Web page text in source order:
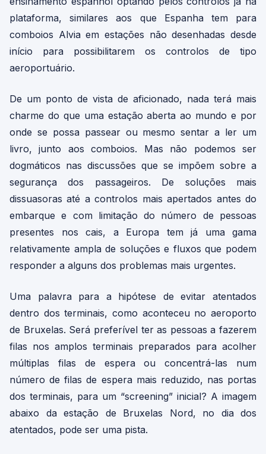
plataforma, similares aos que Espanha tem para
comboios Alvia em estações não desenhadas desde
início para possibilitarem os controlos de tipo
aeroportuário.
De um ponto de vista de aficionado, nada terá mais
charme do que uma estação aberta ao mundo e por
onde se possa passear ou mesmo sentar a ler um
livro, junto aos comboios. Mas não podemos ser
dogmáticos nas discussões que se impõem sobre a
segurança dos passageiros. De soluções mais
dissuasoras até a controlos mais apertados antes do
embarque e com limitação do número de pessoas
presentes nos cais, a Europa tem já uma gama
relativamente ampla de soluções e fluxos que podem
responder a alguns dos problemas mais urgentes.
Uma palavra para a hipótese de evitar atentados
dentro dos terminais, como aconteceu no aeroporto
de Bruxelas. Será preferível ter as pessoas a fazerem
filas nos amplos terminais preparados para acolher
múltiplas filas de espera ou concentrá-las num
número de filas de espera mais reduzido, nas portas
dos terminais, para um “screening” inicial? A imagem
abaixo da estação de Bruxelas Nord, no dia dos
atentados, pode ser uma pista.